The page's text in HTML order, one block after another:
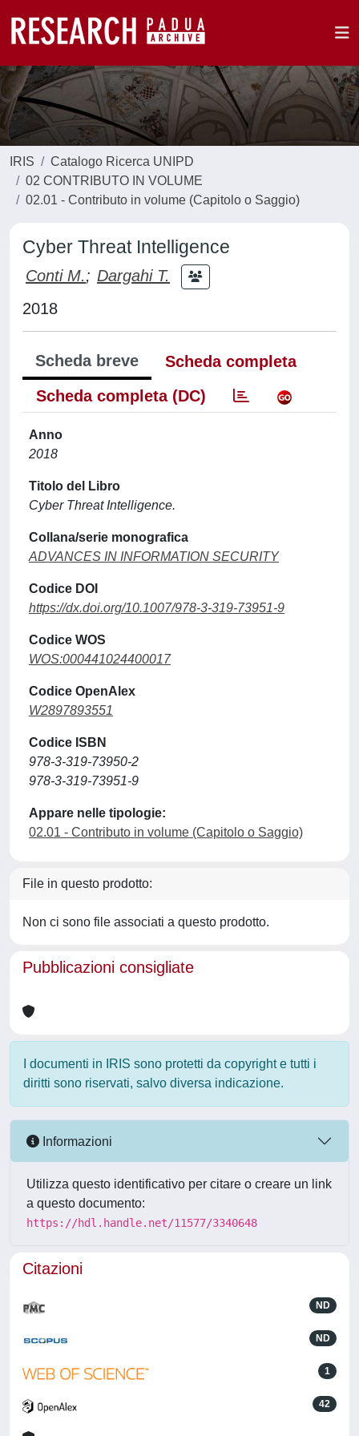
IRIS
Catalogo Ricerca UNIPD
02 CONTRIBUTO IN VOLUME
02.01 - Contributo in volume (Capitolo o Saggio)
Cyber Threat Intelligence
Conti M.; Dargahi T.
2018
Scheda breve
Scheda completa
Scheda completa (DC)
Anno
2018
Titolo del Libro
Cyber Threat Intelligence.
Collana/serie monografica
ADVANCES IN INFORMATION SECURITY
Codice DOI
https://dx.doi.org/10.1007/978-3-319-73951-9
Codice WOS
WOS:000441024400017
Codice OpenAlex
W2897893551
Codice ISBN
978-3-319-73950-2
978-3-319-73951-9
Appare nelle tipologie:
02.01 - Contributo in volume (Capitolo o Saggio)
File in questo prodotto:
Non ci sono file associati a questo prodotto.
Pubblicazioni consigliate
I documenti in IRIS sono protetti da copyright e tutti i
diritti sono riservati, salvo diversa indicazione.
Informazioni
Utilizza questo identificativo per citare o creare un link
a questo documento:
https://hdl.handle.net/11577/3340648
Citazioni
ND
ND
1
42